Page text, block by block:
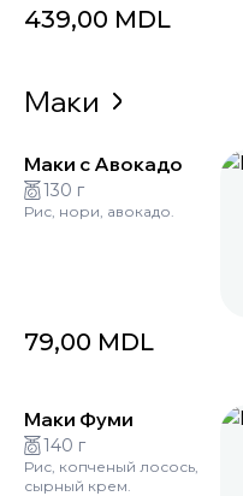
439,00 MDL
Маки
Маки с Авокадо
130 г
Рис, нори, авокадо.
79,00 MDL
Маки Фуми
140 г
Рис, копченый лосось,
сырный крем.